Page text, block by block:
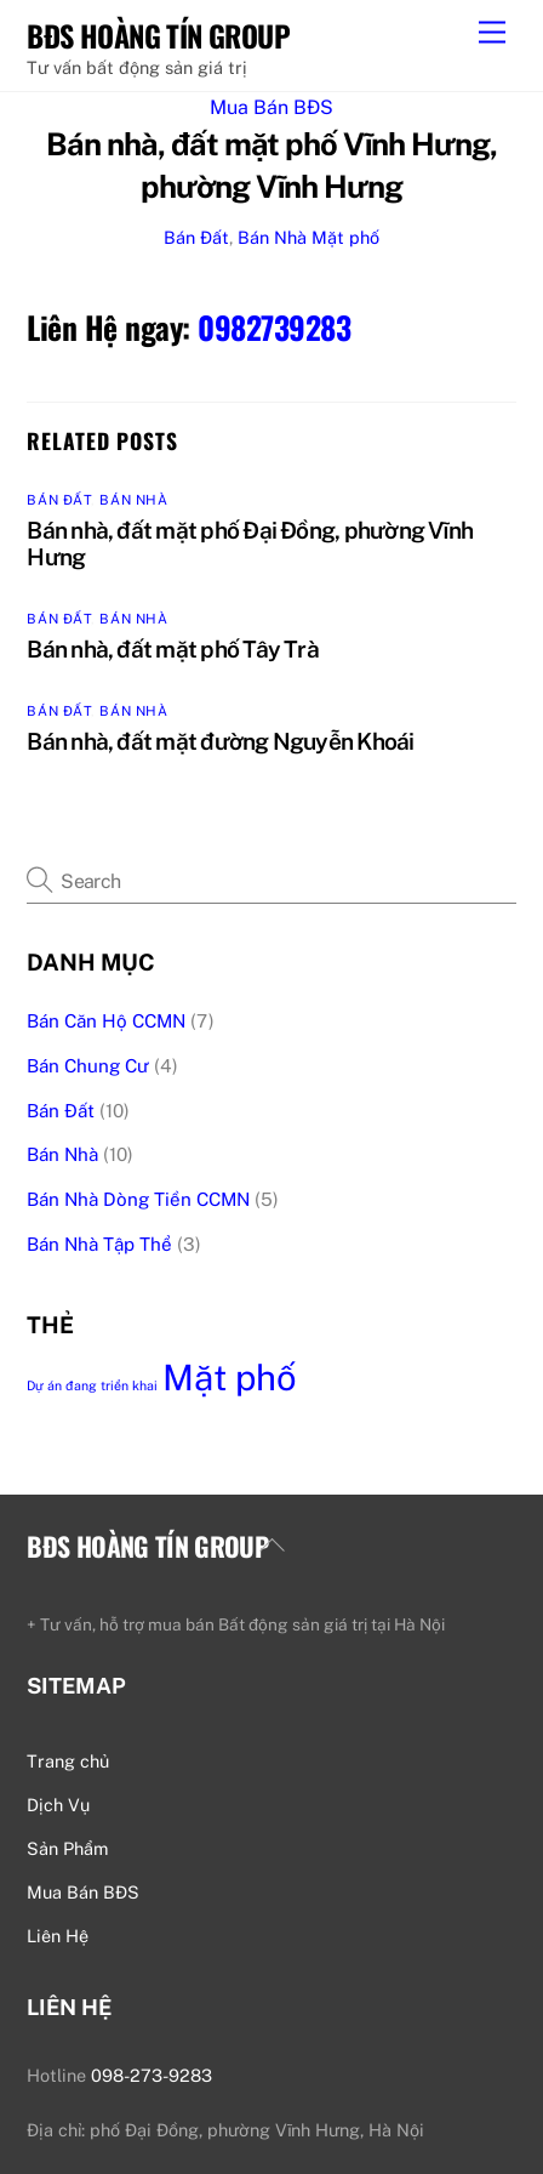
content
BĐS HOÀNG TÍN GROUP
Tư vấn bất động sản giá trị
Mua Bán BĐS
Bán nhà, đất mặt phố Vĩnh Hưng,
phường Vĩnh Hưng
Bán Đất, Bán Nhà Mặt phố
Liên Hệ ngay: 0982739283
RELATED POSTS
BÁN ĐẤT, BÁN NHÀ
Bán nhà, đất mặt phố Đại Đồng, phường Vĩnh
Hưng
BÁN ĐẤT, BÁN NHÀ
Bán nhà, đất mặt phố Tây Trà
BÁN ĐẤT, BÁN NHÀ
Bán nhà, đất mặt đường Nguyễn Khoái
DANH MỤC
Bán Căn Hộ CCMN (7)
Bán Chung Cư (4)
Bán Đất (10)
Bán Nhà (10)
Bán Nhà Dòng Tiền CCMN (5)
Bán Nhà Tập Thể (3)
THẺ
Dự án đang triển khai Mặt phố
Back
BĐS HOÀNG TÍN GROUP
+ Tư vấn, hỗ trợ mua bán Bất động sản giá trị tại Hà Nội
SITEMAP
Trang chủ
Dịch Vụ
Sản Phẩm
Mua Bán BĐS
Liên Hệ
LIÊN HỆ
Hotline098-273-9283
Địa chỉ: phố Đại Đồng, phường Vĩnh Hưng, Hà Nội